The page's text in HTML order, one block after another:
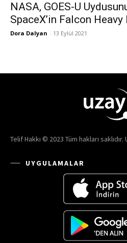
NASA, GOES-U
SpaceX’in Falcon
Dora Dalyan - 13 Eylül 2021
Telif Hakkı © 2023 Tüm hakları saklıdır.
UYGULAMALAR